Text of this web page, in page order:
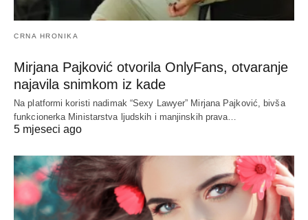
CRNA HRONIKA
Mirjana Pajković otvorila OnlyFans, otvaranje
najavila snimkom iz kade
Na platformi koristi nadimak “Sexy Lawyer” Mirjana Pajković, bivša
funkcionerka Ministarstva ljudskih i manjinskih prava…
5 mjeseci ago